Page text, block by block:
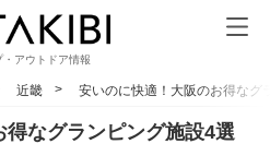
・アウトドア情報
近畿 安いのに快適！大阪のお得なグ
なグランピング施設4選